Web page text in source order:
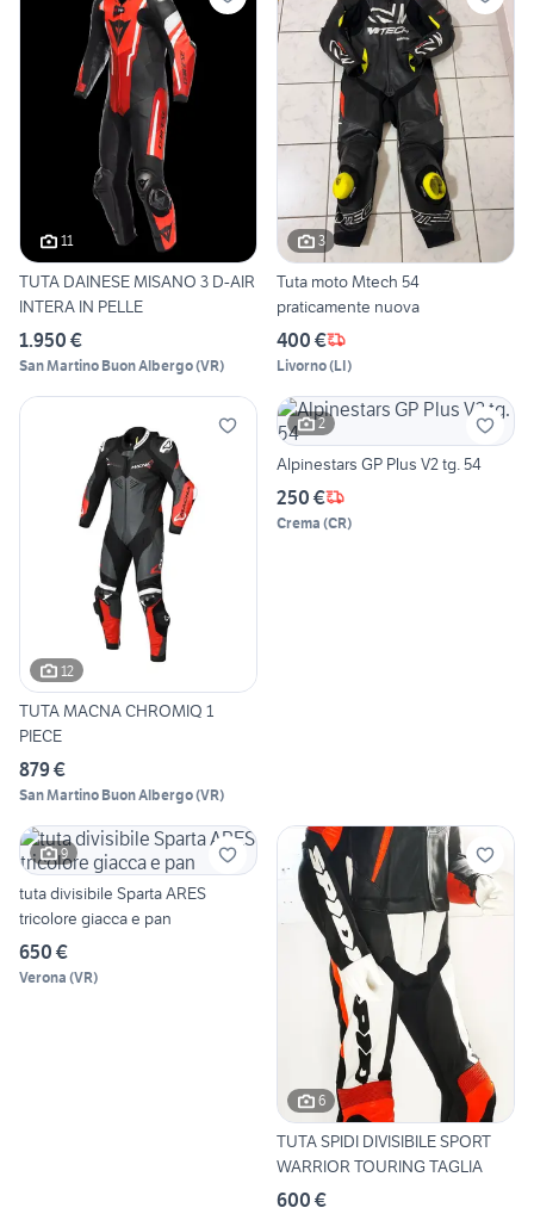
11
TUTA DAINESE MISANO 3 D-AIR
INTERA IN PELLE
1.950 €
San Martino Buon Albergo(VR)
3
Tuta moto Mtech 54
praticamente nuova
400 €
Livorno(LI)
12
TUTA MACNA CHROMIQ 1
PIECE
879 €
San Martino Buon Albergo(VR)
2
Alpinestars GP Plus V2 tg. 54
250 €
Crema (CR)
9
tuta divisibile Sparta ARES
tricolore giacca e pan
650 €
Verona (VR)
6
TUTA SPIDI DIVISIBILE SPORT
WARRIOR TOURING TAGLIA
600 €